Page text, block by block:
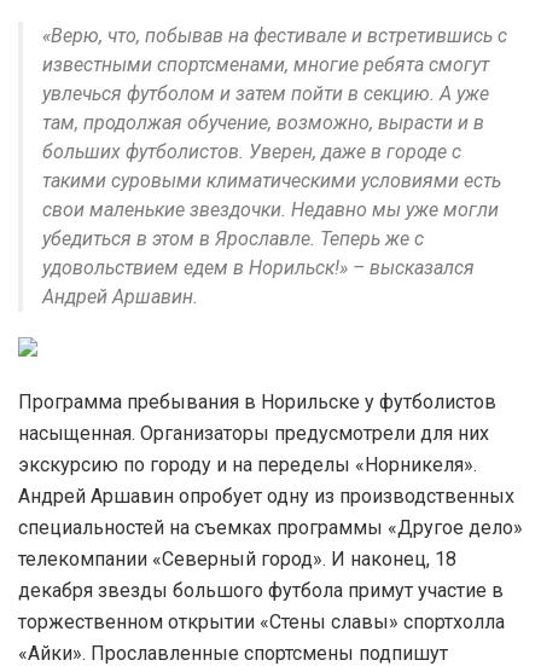
«Верю, что, побывав на фестивале и встретившись с
известными спортсменами, многие ребята смогут
увлечься футболом и затем пойти в секцию. А уже
там, продолжая обучение, возможно, вырасти и в
больших футболистов. Уверен, даже в городе с
такими суровыми климатическими условиями есть
свои маленькие звездочки. Недавно мы уже могли
убедиться в этом в Ярославле. Теперь же с
удовольствием едем в Норильск!» – высказался
Андрей Аршавин.
Программа пребывания в Норильске у футболистов
насыщенная. Организаторы предусмотрели для них
экскурсию по городу и на переделы «Норникеля».
Андрей Аршавин опробует одну из производственных
специальностей на съемках программы «Другое дело»
телекомпании «Северный город». И наконец, 18
декабря звезды большого футбола примут участие в
торжественном открытии «Стены славы» спортхолла
«Айки». Прославленные спортсмены подпишут